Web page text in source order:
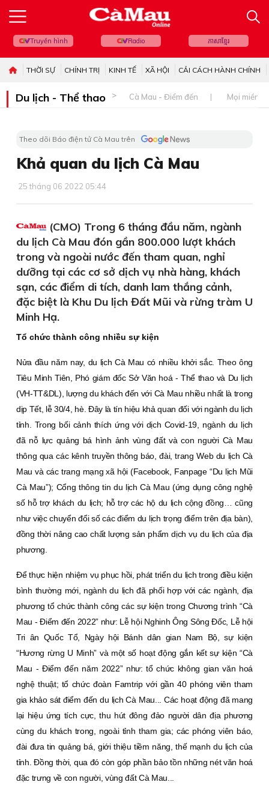
Truyền hình Radio ភាសាខ្មែរ
THỜI SỰ CHÍNH TRỊ KINH TẾ XÃ HỘI CẢI CÁCH HÀNH CHÍNH
Du lịch - Thể thao Cà Mau - Điểm đến Mọi miền
Theo dõi Báo điện tử Cà Mau trên
Khả quan du lịch Cà Mau
25 tháng 06 2022 05:44
(CMO) Trong 6 tháng đầu năm, ngành
du lịch Cà Mau đón gần 800.000 lượt khách
trong và ngoài nước đến tham quan, nghỉ
dưỡng tại các cơ sở dịch vụ nhà hàng, khách
sạn, các điểm di tích, danh lam thắng cảnh,
đặc biệt là Khu Du lịch Đất Mũi và rừng tràm U
Minh Hạ.
Tổ chức thành công nhiều sự kiện
Nửa đầu năm nay, du lịch Cà Mau có nhiều khởi sắc. Theo ông
Tiêu Minh Tiên, Phó giám đốc Sở Văn hoá - Thể thao và Du lịch
(VH-TT&DL), lượng du khách đến với Cà Mau nhiều nhất là trong
dịp Tết, lễ 30/4, hè. Đây là tín hiệu khả quan đối với ngành du lịch
tỉnh. Trong bối cảnh thích ứng với dịch Covid-19, ngành du lịch
đã nỗ lực quảng bá hình ảnh vùng đất và con người Cà Mau
thông qua các kênh truyền thông báo, đài, trang Web du lịch Cà
Mau và các trang mạng xã hội (Facebook, Fanpage “Du lịch Mũi
Cà Mau”); Cổng thông tin du lịch Cà Mau (ứng dụng công nghệ
số hỗ trợ khách du lịch; hỗ trợ các hộ du lịch cộng đồng… cũng
như việc chuyển đổi số các điểm du lịch trọng điểm trên địa bàn),
đồng thời nâng cao chất lượng sản phẩm dịch vụ du lịch của địa
phương.
Để thực hiện nhiệm vụ phục hồi, phát triển du lịch trong điều kiện
bình thường mới, ngành du lịch đã phối hợp với các ngành, địa
phương tổ chức thành công các sự kiện trong Chương trình “Cà
Mau - Điểm đến 2022” như: Lễ hội Nghinh Ông Sông Đốc, Lễ hội
Tri ân Quốc Tổ, Ngày hội Bánh dân gian Nam Bộ, sự kiện
“Hương rừng U Minh” và một số hoạt động gắn kết sự kiện “Cà
Mau - Điểm đến năm 2022” như: tổ chức không gian văn hoá
nghệ thuật; tổ chức đoàn Famtrip với gần 40 phóng viên tham
gia khảo sát điểm đến du lịch Cà Mau... Các hoạt động đã mang
lại hiệu ứng tích cực, thu hút đông đảo người dân địa phương
cùng du khách trong, ngoài tỉnh tham gia; các phóng viên báo,
đài đưa tin quảng bá, giới thiệu tiềm năng, thế mạnh du lịch của
tỉnh. Đồng thời, qua đó còn góp phần bảo tồn những nét văn hoá
đặc trưng về con người, vùng đất Cà Mau...